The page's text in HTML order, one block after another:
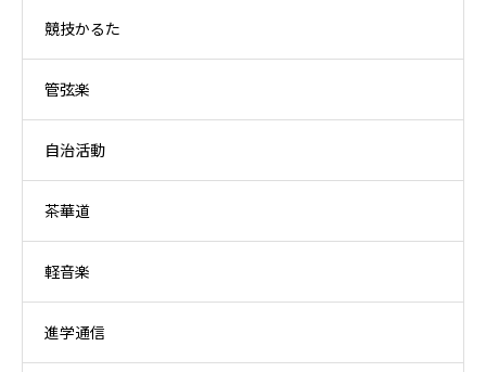
競技かるた
管弦楽
自治活動
茶華道
軽音楽
進学通信